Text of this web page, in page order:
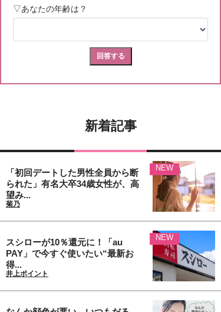
新着記事
「初回デートした男性全員から断
られた」有名大卒34歳女性が、高
望み...
菊乃
NEW
スシローが10％還元に！「au
PAY」で今すぐ使いたい“最新お
得...
井上ポイント
NEW